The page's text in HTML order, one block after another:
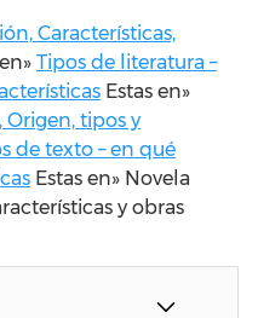
Características,
Tipos de literatura –
Estas en»
Origen, tipos y
de texto – en qué
Estas en» Novela
y obras